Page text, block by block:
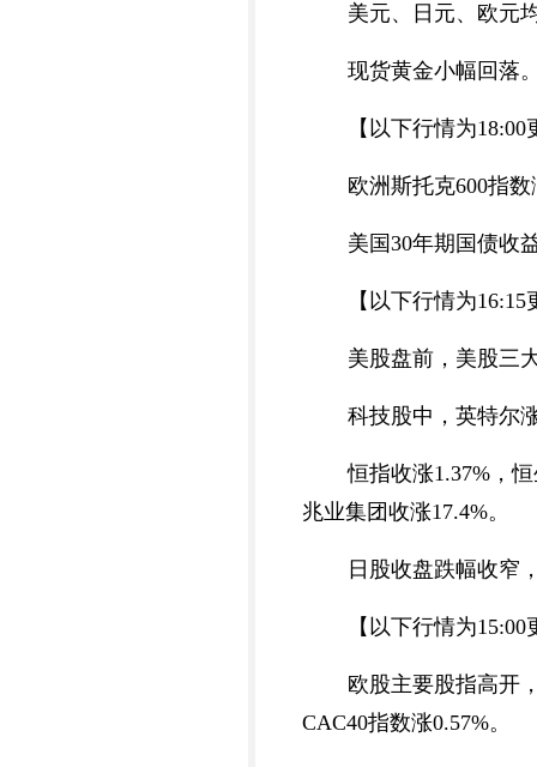
美元、日元、欧元
现货黄金小幅回落
【以下行情为18:00
欧洲斯托克600指
美国30年期国债收
【以下行情为16:15
美股盘前，美股三
科技股中，英特尔
恒指收涨1.37%，
兆业集团收涨17.4%。
日股收盘跌幅收窄
【以下行情为15:00
欧股主要股指高开
CAC40指数涨0.57%。